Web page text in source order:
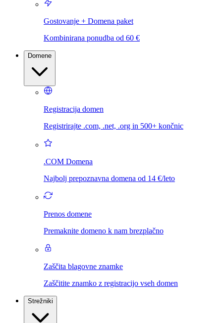
Gostovanje + Domena paket
Kombinirana ponudba od 60 €
Domene
Registracija domen
Registrirajte .com, .net, .org in 500+ končnic
.COM Domena
Najbolj prepoznavna domena od 14 €/leto
Prenos domene
Premaknite domeno k nam brezplačno
Zaščita blagovne znamke
Zaščitite znamko z registracijo vseh domen
Strežniki